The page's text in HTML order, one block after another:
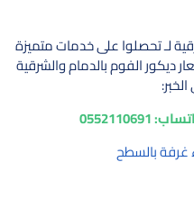
لـ تحصلوا على خدمات متميزة
ديكور الفوم بالدمام والشرقية
0552110691
غرفة بالسطح